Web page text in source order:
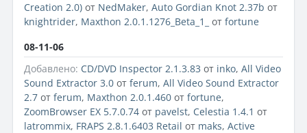
Creation 2.0) от NedMaker, Auto Gordian Knot 2.37b от
knightrider, Maxthon 2.0.1.1276_Beta_1_ от fortune
08-11-06
Добавлено: CD/DVD Inspector 2.1.3.83 от inko, All Video
Sound Extractor 3.0 от ferum, All Video Sound Extractor
2.7 от ferum, Maxthon 2.0.1.460 от fortune,
ZoomBrowser EX 5.7.0.74 от pavelst, Celestia 1.4.1 от
latrommix, FRAPS 2.8.1.6403 Retail от maks, Active